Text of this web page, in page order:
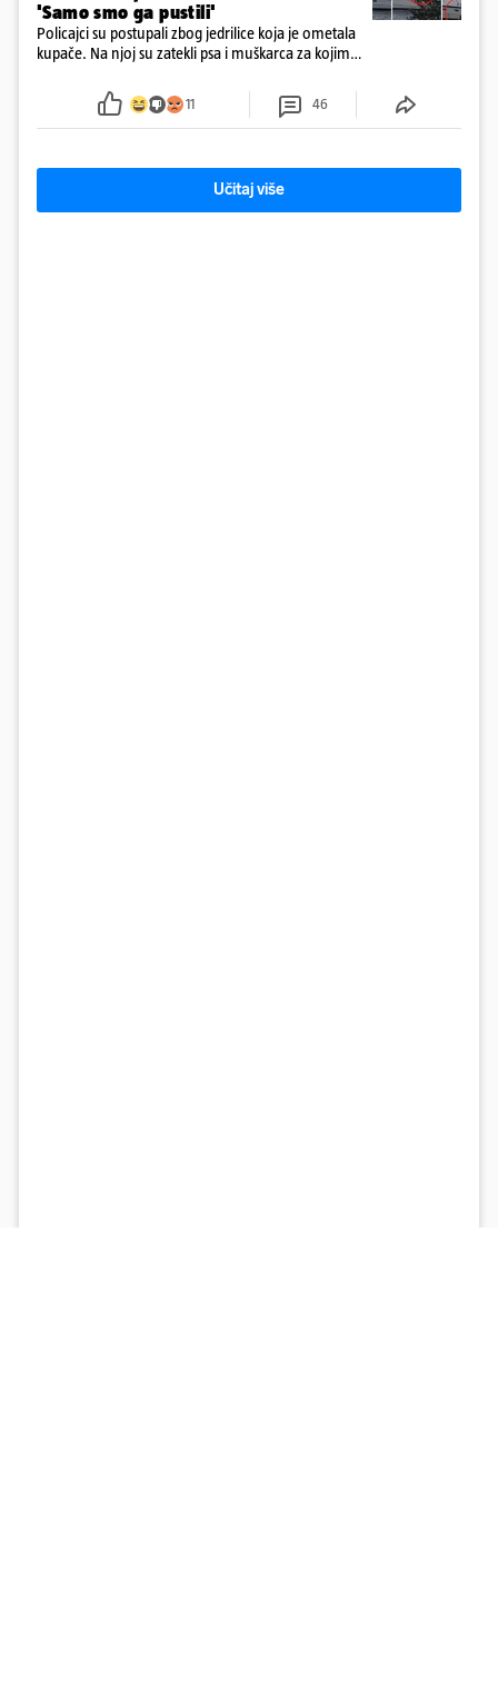
'Samo smo ga pustili'
Policajci su postupali zbog jedrilice koja je ometala
kupače. Na njoj su zatekli psa i muškarca za kojim
ga uhitili, a psa je preuzeo komunalni redar
11 46
Učitaj više